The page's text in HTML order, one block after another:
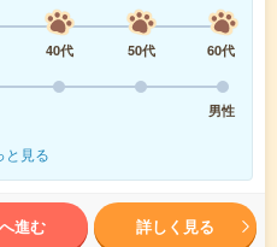
40代 50代
60代
男性
と見る
進む 詳しく見る